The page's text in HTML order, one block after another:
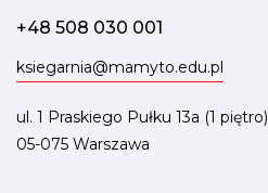
+48 508 030 001
ksiegarnia@mamyto.edu.pl
ul. 1 Praskiego Pułku 13a (1 piętro)
05-075 Warszawa